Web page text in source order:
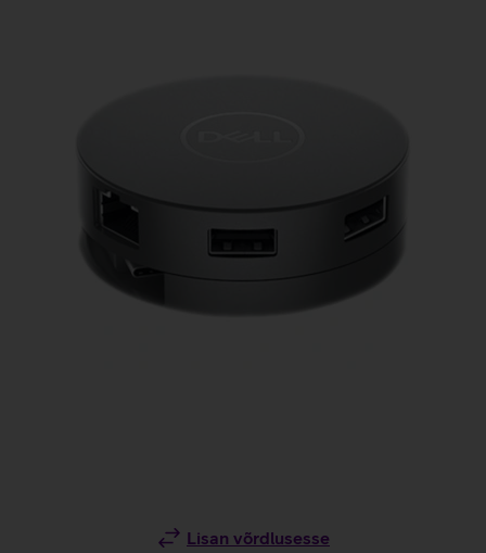
Lisan võrdlusesse